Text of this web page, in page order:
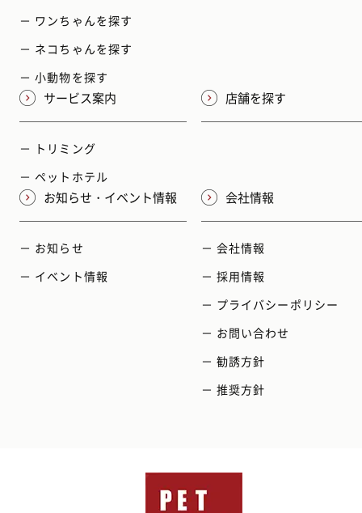
－ ワンちゃんを探す
－ ネコちゃんを探す
－ 小動物を探す
サービス案内
－ トリミング
－ ペットホテル
店舗を探す
お知らせ・イベント情報
－ お知らせ
－ イベント情報
会社情報
－ 会社情報
－ 採用情報
－ プライバシーポリシー
－ お問い合わせ
－ 勧誘方針
－ 推奨方針